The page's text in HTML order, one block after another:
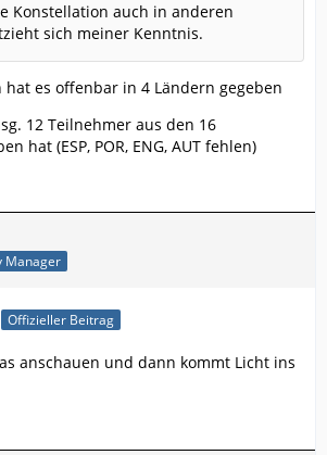
Konstellation auch in anderen
sich meiner Kenntnis.
es offenbar in 4 Ländern gegeben
12 Teilnehmer aus den 16
hat (ESP, POR, ENG, AUT fehlen)
Manager
Offizieller Beitrag
anschauen und dann kommt Licht ins